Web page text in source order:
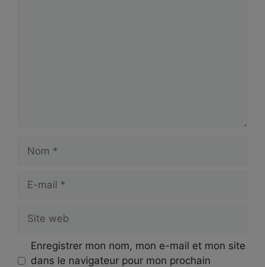
Nom
Site
Enregistrer mon nom, mon e-mail et mon site
dans le navigateur pour mon prochain